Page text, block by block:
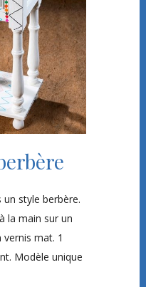
style berbère.
la main sur un
mat. 1
Modèle unique